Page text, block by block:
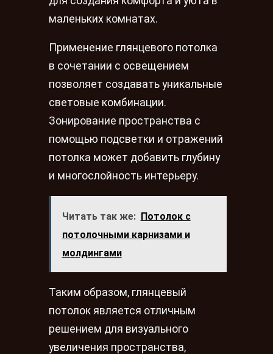
маленьких комнатах.
Применение глянцевого потолка
в сочетании с освещением
позволяет создавать уникальные
световые комбинации.
Зонирование пространства с
помощью подсветки и отражений
потолка может добавить глубину
и многослойность интерьеру.
Читать так же: Потолок с
потолочными карнизами и
молдингами
Таким образом, глянцевый
потолок является отличным
решением для визуального
увеличения пространства,